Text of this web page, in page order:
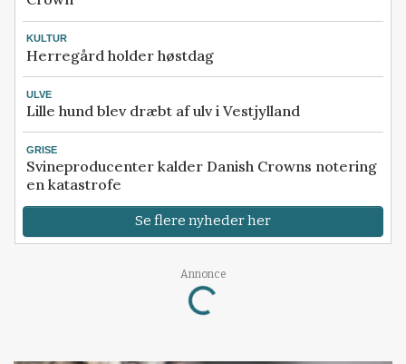
KULTUR
Herregård holder høstdag
ULVE
Lille hund blev dræbt af ulv i Vestjylland
GRISE
Svineproducenter kalder Danish Crowns notering
en katastrofe
Se flere nyheder her
Annonce
Loading...